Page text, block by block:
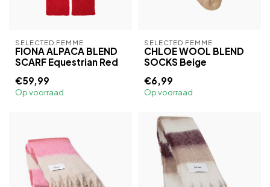
SELECTED FEMME
FIONA ALPACA BLEND
SCARF Equestrian Red
€59,99
Op voorraad
SELECTED FEMME
CHLOE WOOL BLEND
SOCKS Beige
€6,99
Op voorraad